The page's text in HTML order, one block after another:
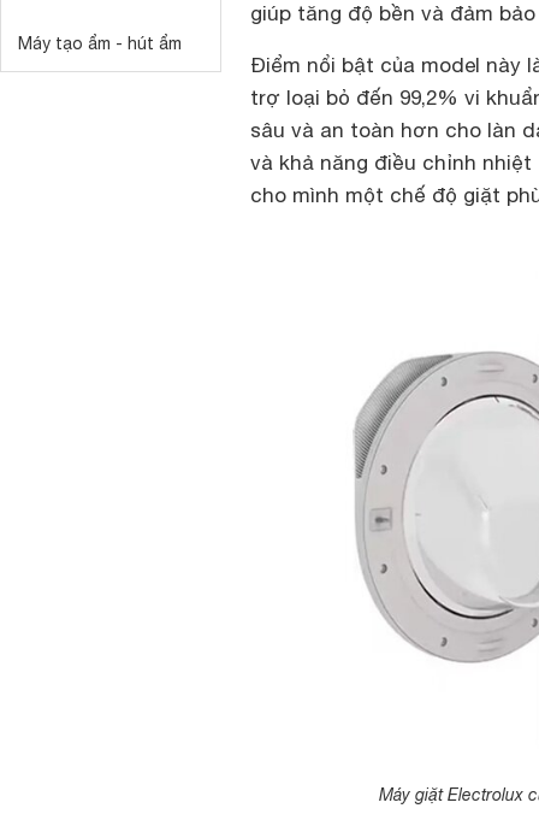
Máy tạo ẩm - hút ẩm
giúp tăng độ bền và đảm
Điểm nổi bật của model này
trợ loại bỏ đến 99,2% vi
sâu và an toàn hơn cho làn
và khả năng điều chỉnh
cho mình một chế độ giặt
Máy giặt Electrolux